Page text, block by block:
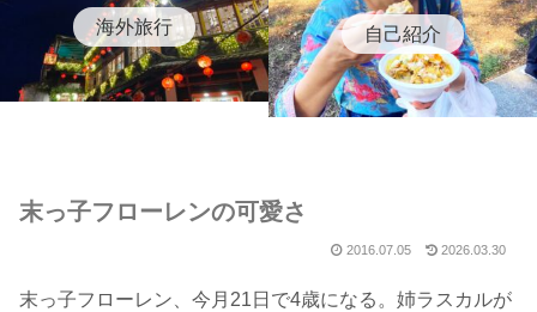
海外旅行 自己紹介
末っ子フローレンの可愛さ
2016.07.05 2026.03.30
末っ子フローレン、今月21日で4歳になる。姉ラスカルが